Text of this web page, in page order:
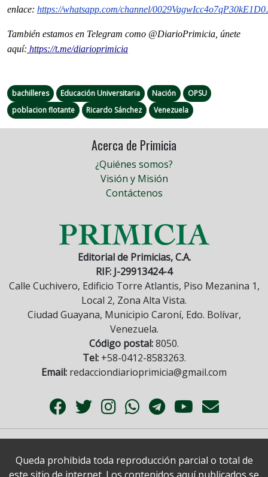
enlace: https://whatsapp.com/channel/
También estamos en Telegram como @DiarioPrimicia, únete
aquí: https://t.me/diarioprimicia
bachilleres Educación Universitaria Nación
OPSU
poblacion flotante
Ricardo Sánchez Venezuela
Acerca de Primicia
¿Quiénes somos?
Visión y Misión
Contáctenos
Editorial de Primicias, C.A.
RIF: J-29913424-4
Calle Cuchivero, Edificio Torre Atlantis, Piso Mezanina 1,
Local 2, Zona Alta Vista.
Ciudad Guayana, Municipio Caroní, Edo. Bolívar,
Venezuela.
Código postal:8050.
Tel:+58-0412-8583263.
Email: redacciondiarioprimicia@gmail.com
Queda prohibida toda reproducción parcial o total de